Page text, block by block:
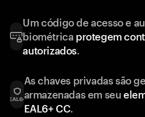
Um código de acesso e
biométrica protegem
autorizados.
As chaves privadas são
armazenadas em seu
EAL6+ CC.